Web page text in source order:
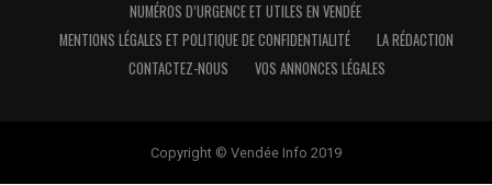
NUMÉROS D’URGENCE ET UTILES EN VENDÉE
MENTIONS LÉGALES ET POLITIQUE DE CONFIDENTIALITÉ
LA RÉDACTION
CONTACTEZ-NOUS
VOS ANNONCES LÉGALES
Copyright © Vendée Info 2019